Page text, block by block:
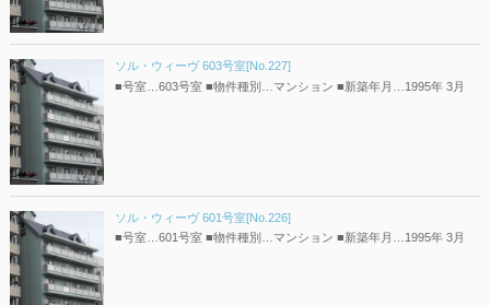
ソル・ウィーヴ 603号室[No.227]
■号室…603号室 ■物件種別…マンション ■新築年月…1995年 3月
ソル・ウィーヴ 601号室[No.226]
■号室…601号室 ■物件種別…マンション ■新築年月…1995年 3月